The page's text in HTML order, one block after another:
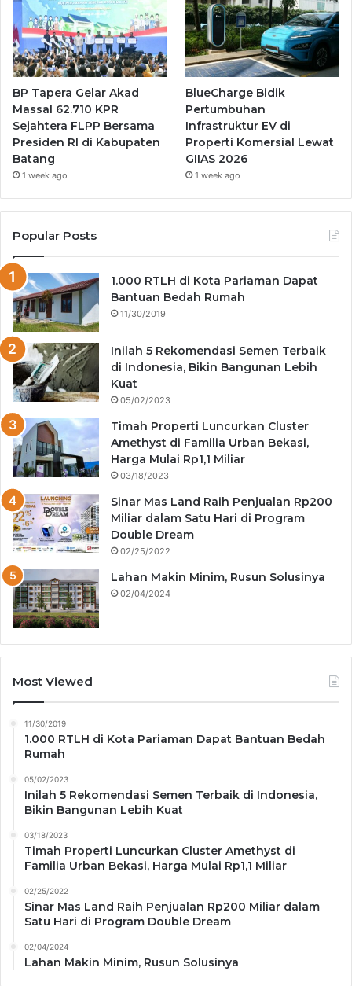
BP Tapera Gelar Akad
Massal 62.710 KPR
Sejahtera FLPP Bersama
Presiden RI di Kabupaten
Batang
1 week ago
BlueCharge Bidik
Pertumbuhan
Infrastruktur EV di
Properti Komersial Lewat
GIIAS 2026
1 week ago
Popular Posts
1.000 RTLH di Kota Pariaman Dapat
Bantuan Bedah Rumah
11/30/2019
Inilah 5 Rekomendasi Semen Terbaik
di Indonesia, Bikin Bangunan Lebih
Kuat
05/02/2023
Timah Properti Luncurkan Cluster
Amethyst di Familia Urban Bekasi,
Harga Mulai Rp1,1 Miliar
03/18/2023
Sinar Mas Land Raih Penjualan Rp200
Miliar dalam Satu Hari di Program
Double Dream
02/25/2022
Lahan Makin Minim, Rusun Solusinya
02/04/2024
Most Viewed
11/30/2019
1.000 RTLH di Kota Pariaman Dapat Bantuan Bedah
Rumah
05/02/2023
Inilah 5 Rekomendasi Semen Terbaik di Indonesia,
Bikin Bangunan Lebih Kuat
03/18/2023
Timah Properti Luncurkan Cluster Amethyst di
Familia Urban Bekasi, Harga Mulai Rp1,1 Miliar
02/25/2022
Sinar Mas Land Raih Penjualan Rp200 Miliar dalam
Satu Hari di Program Double Dream
02/04/2024
Lahan Makin Minim, Rusun Solusinya